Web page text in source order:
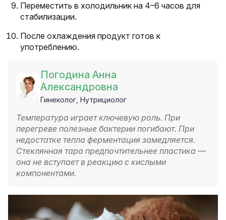
Переместить в холодильник на 4–6 часов для
стабилизации.
После охлаждения продукт готов к
употреблению.
Погодина Анна
Александровна
Гинеколог, Нутрициолог
Температура играет ключевую роль. При
перегреве полезные бактерии погибают. При
недостатке тепла ферментация замедляется.
Стеклянная тара предпочтительнее пластика —
она не вступает в реакцию с кислыми
компонентами.